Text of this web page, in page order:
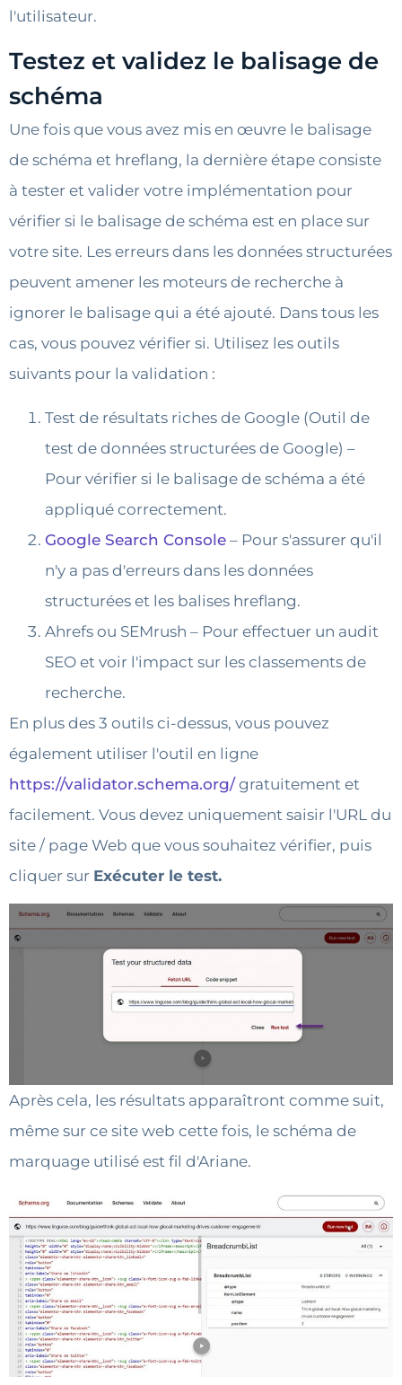
l'utilisateur.
Testez et validez le balisage de
schéma
Une fois que vous avez mis en œuvre le balisage
de schéma et hreflang, la dernière étape consiste
à tester et valider votre implémentation pour
vérifier si le balisage de schéma est en place sur
votre site. Les erreurs dans les données structurées
peuvent amener les moteurs de recherche à
ignorer le balisage qui a été ajouté. Dans tous les
cas, vous pouvez vérifier si. Utilisez les outils
suivants pour la validation :
Test de résultats riches de Google (Outil de
test de données structurées de Google) –
Pour vérifier si le balisage de schéma a été
appliqué correctement.
Google Search Console – Pour s'assurer qu'il
n'y a pas d'erreurs dans les données
structurées et les balises hreflang.
Ahrefs ou SEMrush – Pour effectuer un audit
SEO et voir l'impact sur les classements de
recherche.
En plus des 3 outils ci-dessus, vous pouvez
également utiliser l'outil en ligne
https://validator.schema.org/gratuitement et
facilement. Vous devez uniquement saisir l'URL du
site / page Web que vous souhaitez vérifier, puis
cliquer sur Exécuter le test.
Après cela, les résultats apparaîtront comme suit,
même sur ce site web cette fois, le schéma de
marquage utilisé est fil d'Ariane.